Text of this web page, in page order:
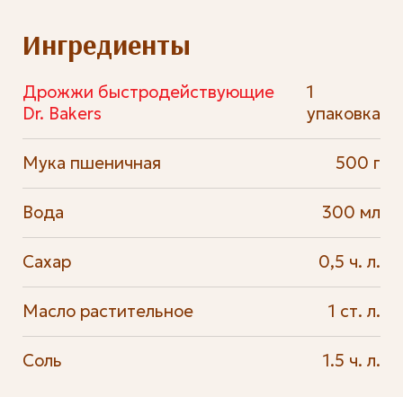
Ингредиенты
Дрожжи быстродействующие
Dr. Bakers
1
упаковка
Мука пшеничная 500 г
Вода 300 мл
Сахар 0,5 ч. л.
Масло растительное 1 ст. л.
Соль 1.5 ч. л.